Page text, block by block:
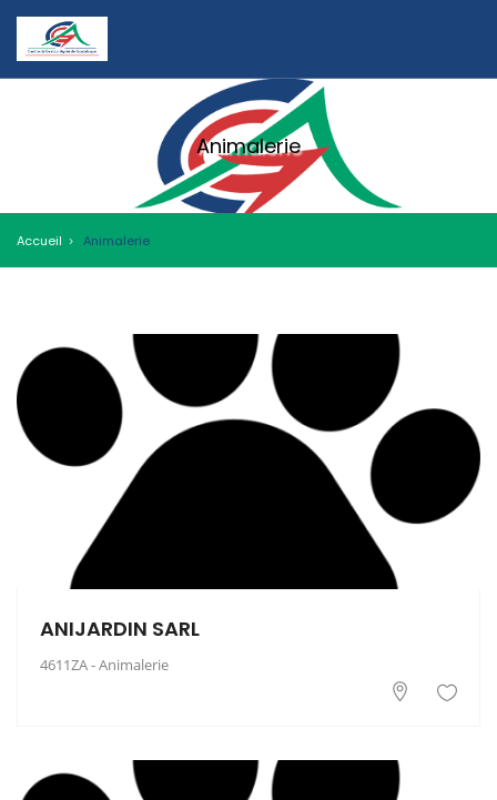
Animalerie
Accueil Animalerie
ANIJARDIN SARL
4611ZA - Animalerie